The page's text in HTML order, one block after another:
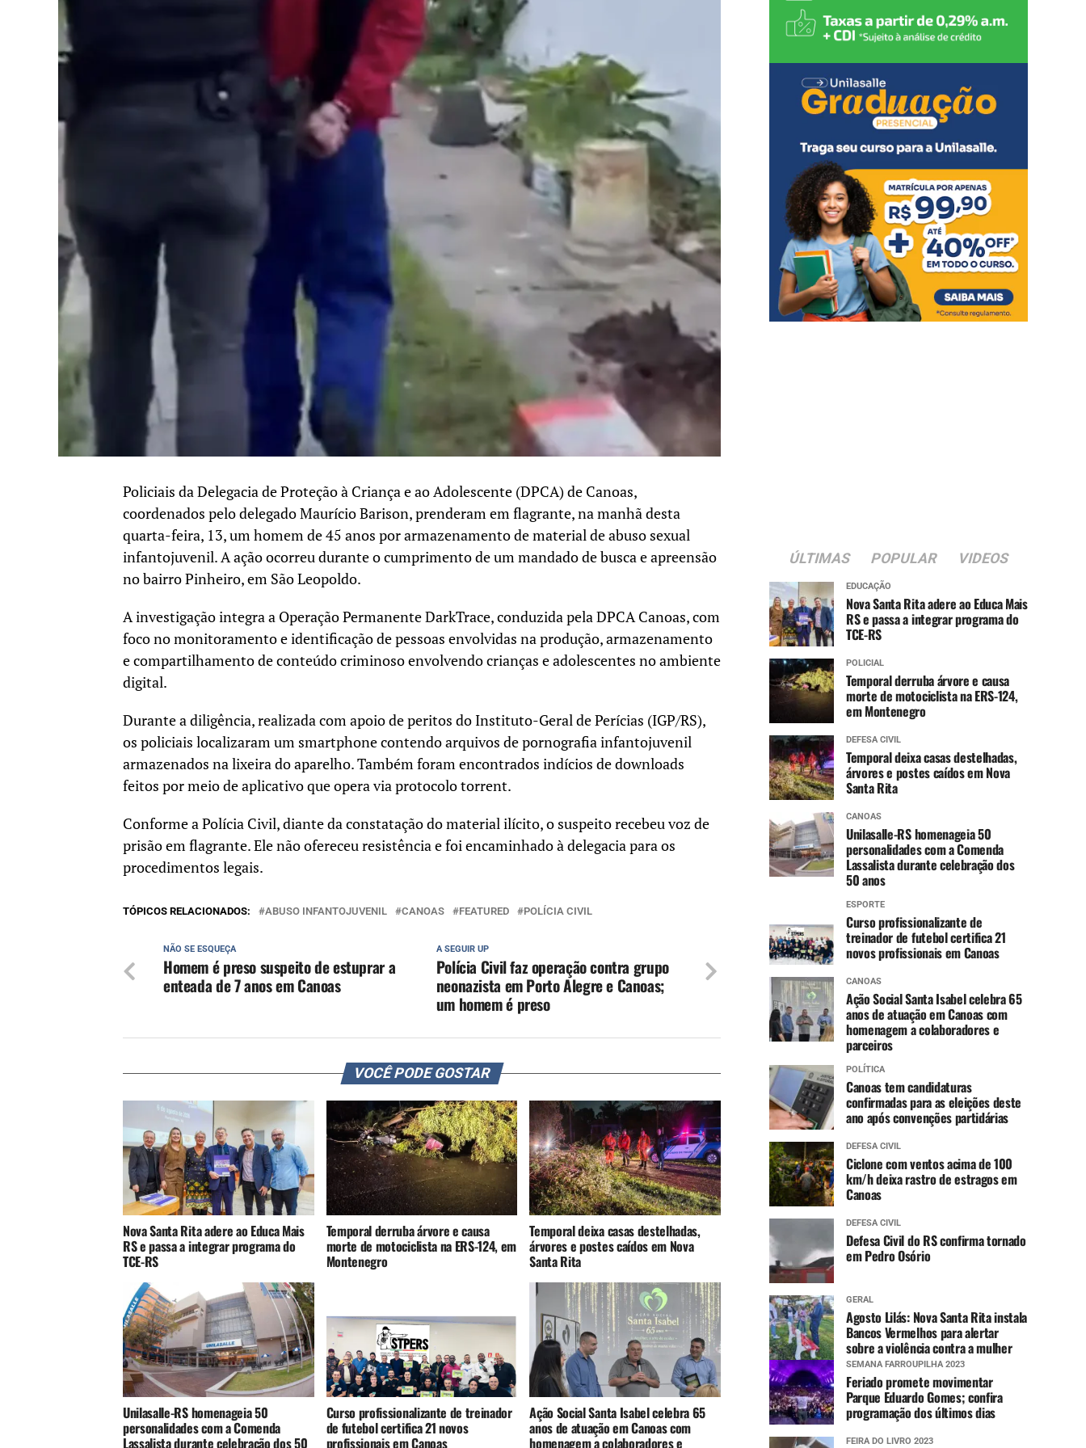
Policiais da Delegacia de Proteção à Criança e ao Adolescente (DPCA) de Canoas,
coordenados pelo delegado Maurício Barison, prenderam em flagrante, na manhã desta
quarta-feira, 13, um homem de 45 anos por armazenamento de material de abuso sexual
infantojuvenil. A ação ocorreu durante o cumprimento de um mandado de busca e apreensão
no bairro Pinheiro, em São Leopoldo.
A investigação integra a Operação Permanente DarkTrace, conduzida pela DPCA Canoas, com
foco no monitoramento e identificação de pessoas envolvidas na produção, armazenamento
e compartilhamento de conteúdo criminoso envolvendo crianças e adolescentes no ambiente
digital.
Durante a diligência, realizada com apoio de peritos do Instituto-Geral de Perícias (IGP/RS),
os policiais localizaram um smartphone contendo arquivos de pornografia infantojuvenil
armazenados na lixeira do aparelho. Também foram encontrados indícios de downloads
feitos por meio de aplicativo que opera via protocolo torrent.
Conforme a Polícia Civil, diante da constatação do material ilícito, o suspeito recebeu voz de
prisão em flagrante. Ele não ofereceu resistência e foi encaminhado à delegacia para os
procedimentos legais.
TÓPICOS RELACIONADOS: ABUSO INFANTOJUVENIL CANOAS FEATURED POLÍCIA CIVIL
A SEGUIR UP
Polícia Civil faz operação contra grupo
neonazista em Porto Alegre e Canoas;
um homem é preso
NÃO SE ESQUEÇA
Homem é preso suspeito de estuprar a
enteada de 7 anos em Canoas
VOCÊ PODE GOSTAR
Nova Santa Rita adere ao Educa Mais
RS e passa a integrar programa do
TCE-RS
Temporal derruba árvore e causa
morte de motociclista na ERS-124, em
Montenegro
Temporal deixa casas destelhadas,
árvores e postes caídos em Nova
Santa Rita
Unilasalle-RS homenageia 50
personalidades com a Comenda
Lassalista durante celebração dos 50
Curso profissionalizante de treinador
de futebol certifica 21 novos
profissionais em Canoas
Ação Social Santa Isabel celebra 65
anos de atuação em Canoas com
homenagem a colaboradores e
ÚLTIMAS POPULAR VIDEOS
EDUCAÇÃO
Nova Santa Rita adere ao Educa Mais
RS e passa a integrar programa do
TCE-RS
POLICIAL
Temporal derruba árvore e causa
morte de motociclista na ERS-124,
em Montenegro
DEFESA CIVIL
Temporal deixa casas destelhadas,
árvores e postes caídos em Nova
Santa Rita
CANOAS
Unilasalle-RS homenageia 50
personalidades com a Comenda
Lassalista durante celebração dos
50 anos
ESPORTE
Curso profissionalizante de
treinador de futebol certifica 21
novos profissionais em Canoas
CANOAS
Ação Social Santa Isabel celebra 65
anos de atuação em Canoas com
homenagem a colaboradores e
parceiros
POLÍTICA
Canoas tem candidaturas
confirmadas para as eleições deste
ano após convenções partidárias
DEFESA CIVIL
Ciclone com ventos acima de 100
km/h deixa rastro de estragos em
Canoas
DEFESA CIVIL
Defesa Civil do RS confirma tornado
em Pedro Osório
GERAL
Agosto Lilás: Nova Santa Rita instala
Bancos Vermelhos para alertar
sobre a violência contra a mulher
SEMANA FARROUPILHA 2023
Feriado promete movimentar
Parque Eduardo Gomes; confira
programação dos últimos dias
FEIRA DO LIVRO 2023